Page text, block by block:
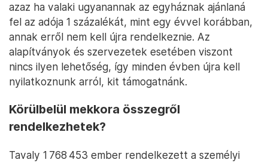
azaz ha valaki ugyanannak az egyháznak ajánlaná
fel az adója 1 százalékát, mint egy évvel korábban,
annak erről nem kell újra rendelkeznie. Az
alapítványok és szervezetek esetében viszont
nincs ilyen lehetőség, így minden évben újra kell
nyilatkoznunk arról, kit támogatnánk.
Körülbelül mekkora összegről
rendelkezhetek?
Tavaly 1 768 453 ember rendelkezett a személyi